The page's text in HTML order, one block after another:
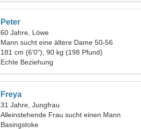
Peter
60 Jahre, Löwe
Mann sucht eine ältere Dame 50-56
181 cm (6'0"), 90 kg (198 Pfund)
Echte Beziehung
Freya
31 Jahre, Jungfrau
Alleinstehende Frau sucht einen Mann
Basingstoke